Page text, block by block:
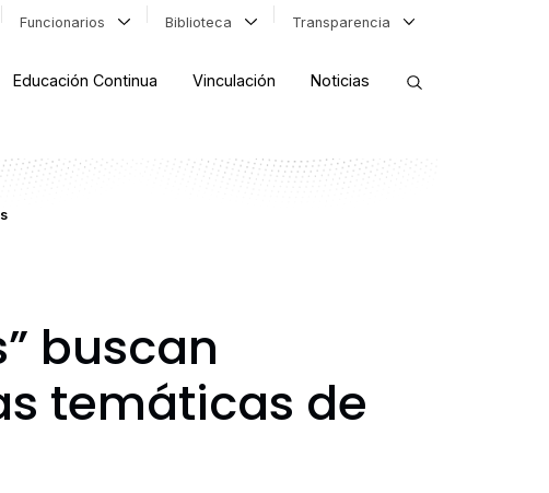
Funcionarios Biblioteca Transparencia
Educación Continua Vinculación Noticias
buscan
temáticas de